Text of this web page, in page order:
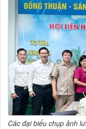
Các đại biểu chụp ảnh